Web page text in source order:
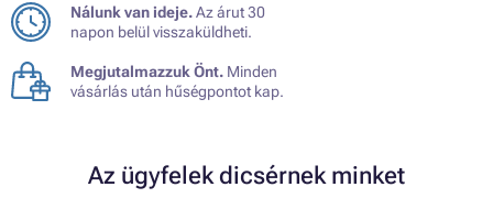
Nálunk van ideje.Az árut 30
napon belül visszaküldheti.
Megjutalmazzuk Önt. Minden
vásárlás után hűségpontot kap.
Az ügyfelek dicsérnek minket